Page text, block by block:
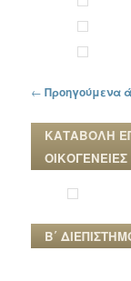
Πλοήγηση στα
← Προηγούμενα
ΚΑΤΑΒΟΛΗ
ΟΙΚΟΓΕΝΕΙΕΣ
Β΄